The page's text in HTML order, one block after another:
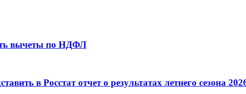
вычеты по НДФЛ
в Росстат отчет о результатах летнего сезона